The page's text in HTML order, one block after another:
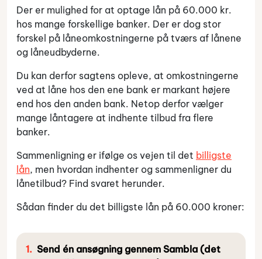
Der er mulighed for at optage lån på 60.000 kr.
hos mange forskellige banker. Der er dog stor
forskel på låneomkostningerne på tværs af lånene
og låneudbyderne.
Du kan derfor sagtens opleve, at omkostningerne
ved at låne hos den ene bank er markant højere
end hos den anden bank. Netop derfor vælger
mange låntagere at indhente tilbud fra flere
banker.
Sammenligning er ifølge os vejen til det billigste
lån, men hvordan indhenter og sammenligner du
lånetilbud? Find svaret herunder.
Sådan finder du det billigste lån på 60.000 kroner:
Send én ansøgning gennem Sambla (det